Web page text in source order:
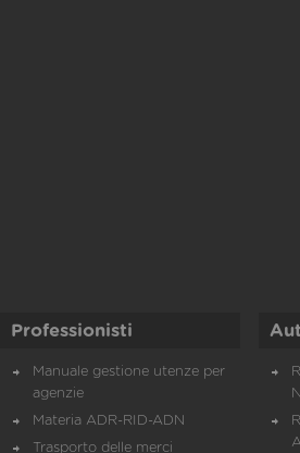
Professionisti
Manuale gestione utenze per
agenzie
Materia ADR-RID-ADN
Trasporto delle merci